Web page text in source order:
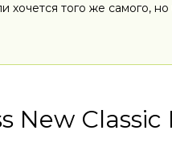
хочется того же самого,
Classic